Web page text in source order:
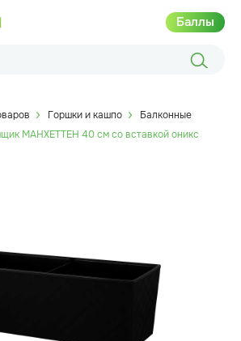
Баллы
Горшки и кашпо
Балконные
МАНХЕТТЕН 40 см со вставкой оникс